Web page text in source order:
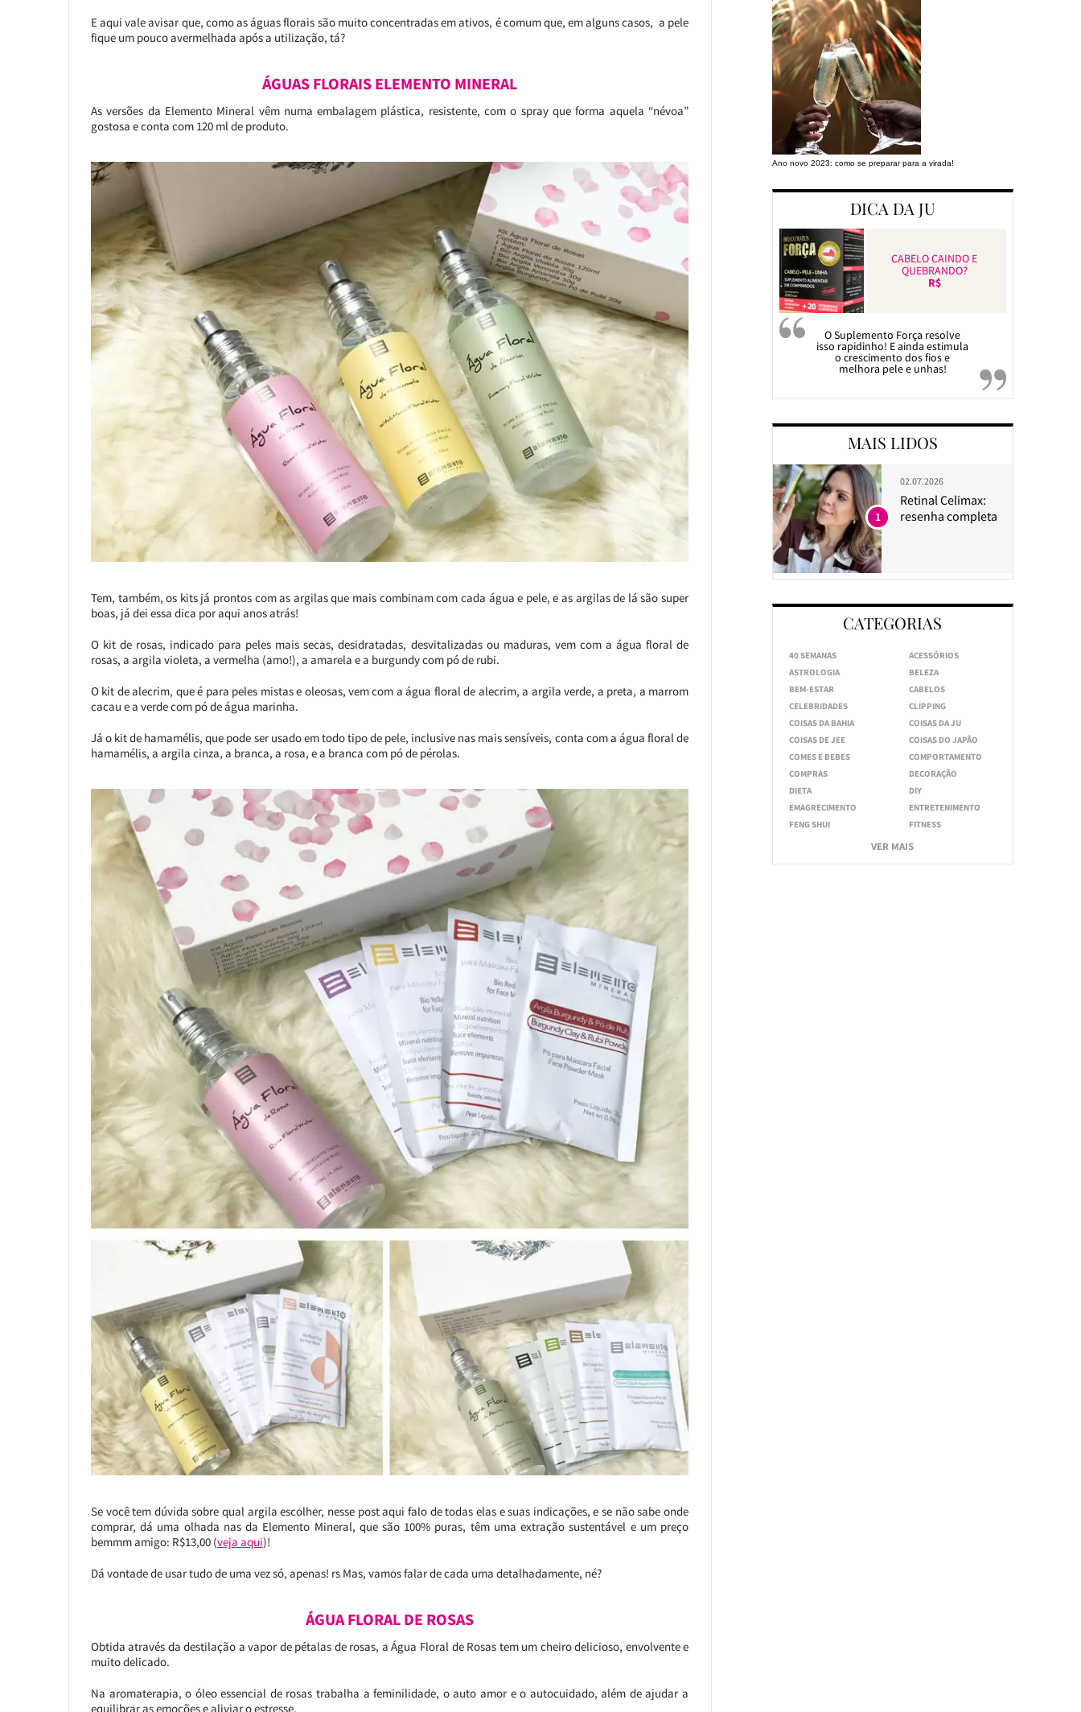
E aqui vale avisar que, como as águas florais são muito concentradas em ativos, é comum que, em alguns casos, a pele
fique um pouco avermelhada após a utilização, tá?
ÁGUAS FLORAIS ELEMENTO MINERAL
As versões da Elemento Mineral vêm numa embalagem plástica, resistente, com o spray que forma aquela “névoa”
gostosa e conta com 120 ml de produto.
Tem, também, os kits já prontos com as argilas que mais combinam com cada água e pele, e as argilas de lá são super
boas, já dei essa dica por aqui anos atrás!
O kit de rosas, indicado para peles mais secas, desidratadas, desvitalizadas ou maduras, vem com a água floral de
rosas, a argila violeta, a vermelha (amo!), a amarela e a burgundy com pó de rubi.
O kit de alecrim, que é para peles mistas e oleosas, vem com a água floral de alecrim, a argila verde, a preta, a marrom
cacau e a verde com pó de água marinha.
Já o kit de hamamélis, que pode ser usado em todo tipo de pele, inclusive nas mais sensíveis, conta com a água floral de
hamamélis, a argila cinza, a branca, a rosa, e a branca com pó de pérolas.
Se você tem dúvida sobre qual argila escolher, nesse post aqui falo de todas elas e suas indicações, e se não sabe onde
comprar, dá uma olhada nas da Elemento Mineral, que são 100% puras, têm uma extração sustentável e um preço
bemmm amigo: R$13,00 (veja aqui)!
Dá vontade de usar tudo de uma vez só, apenas! rs Mas, vamos falar de cada uma detalhadamente, né?
ÁGUA FLORAL DE ROSAS
Obtida através da destilação a vapor de pétalas de rosas, a Água Floral de Rosas tem um cheiro delicioso, envolvente e
muito delicado.
Na aromaterapia, o óleo essencial de rosas trabalha a feminilidade, o auto amor e o autocuidado, além de ajudar a
equilibrar as emoções e aliviar o estresse.
Ano novo 2023: como se preparar para a virada!
DICA DA JU
CABELO CAINDO E
QUEBRANDO?
R$
O Suplemento Força resolve
isso rapidinho! E ainda estimula
o crescimento dos fios e
melhora pele e unhas!
MAIS LIDOS
02.07.2026
Retinal Celimax:
resenha completa
1
CATEGORIAS
40 SEMANAS
ACESSÓRIOS
ASTROLOGIA
BELEZA
BEM-ESTAR
CABELOS
CELEBRIDADES
CLIPPING
COISAS DA BAHIA
COISAS DA JU
COISAS DE JEE
COISAS DO JAPÃO
COMES E BEBES
COMPORTAMENTO
COMPRAS
DECORAÇÃO
DIETA
DIY
EMAGRECIMENTO
ENTRETENIMENTO
FENG SHUI
FITNESS
VER MAIS